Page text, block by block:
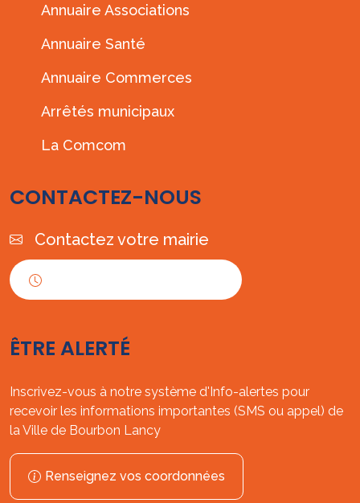
Annuaire Associations
Annuaire Santé
Annuaire Commerces
Arrêtés municipaux
La Comcom
CONTACTEZ-NOUS
Contactez votre mairie
ÊTRE ALERTÉ
Inscrivez-vous à notre système d'Info-alertes pour
recevoir les informations importantes (SMS ou appel) de
la Ville de Bourbon Lancy
Renseignez vos coordonnées